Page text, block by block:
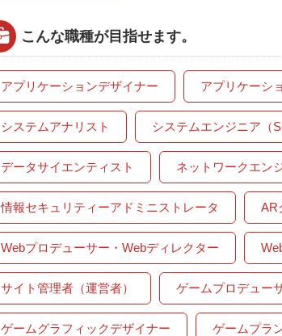
こんな職種が目指せます。
アプリケーションデザイナー アプリケーシ
システムアナリスト システムエンジニア（
データサイエンティスト ネットワークエン
情報セキュリティーアドミニストレータ AR
Webプロデューサー・Webディレクター
サイト管理者（運営者） ゲームプロデュー
ゲームグラフィックデザイナー ゲームプラ